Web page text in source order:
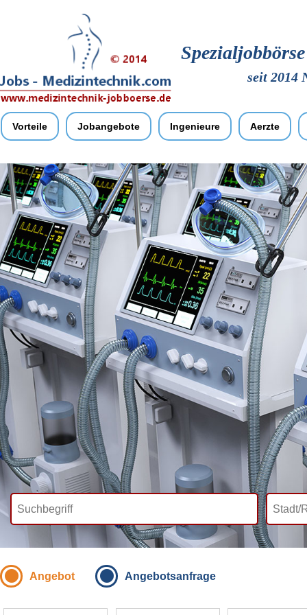
seit 2014
Vorteile Jobangebote Ingenieure Aerzte
Angebot Angebotsanfrage